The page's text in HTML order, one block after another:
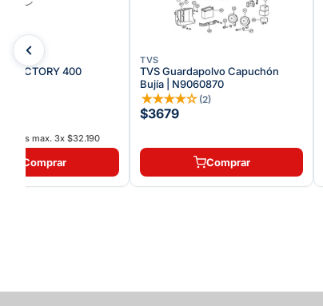
VICTORY 400
max. 3x $32.190
Comprar
TVS
TVS Guardapolvo Capuchón
Bujía | N9060870
★★★★☆ (2)
$3679
Comprar